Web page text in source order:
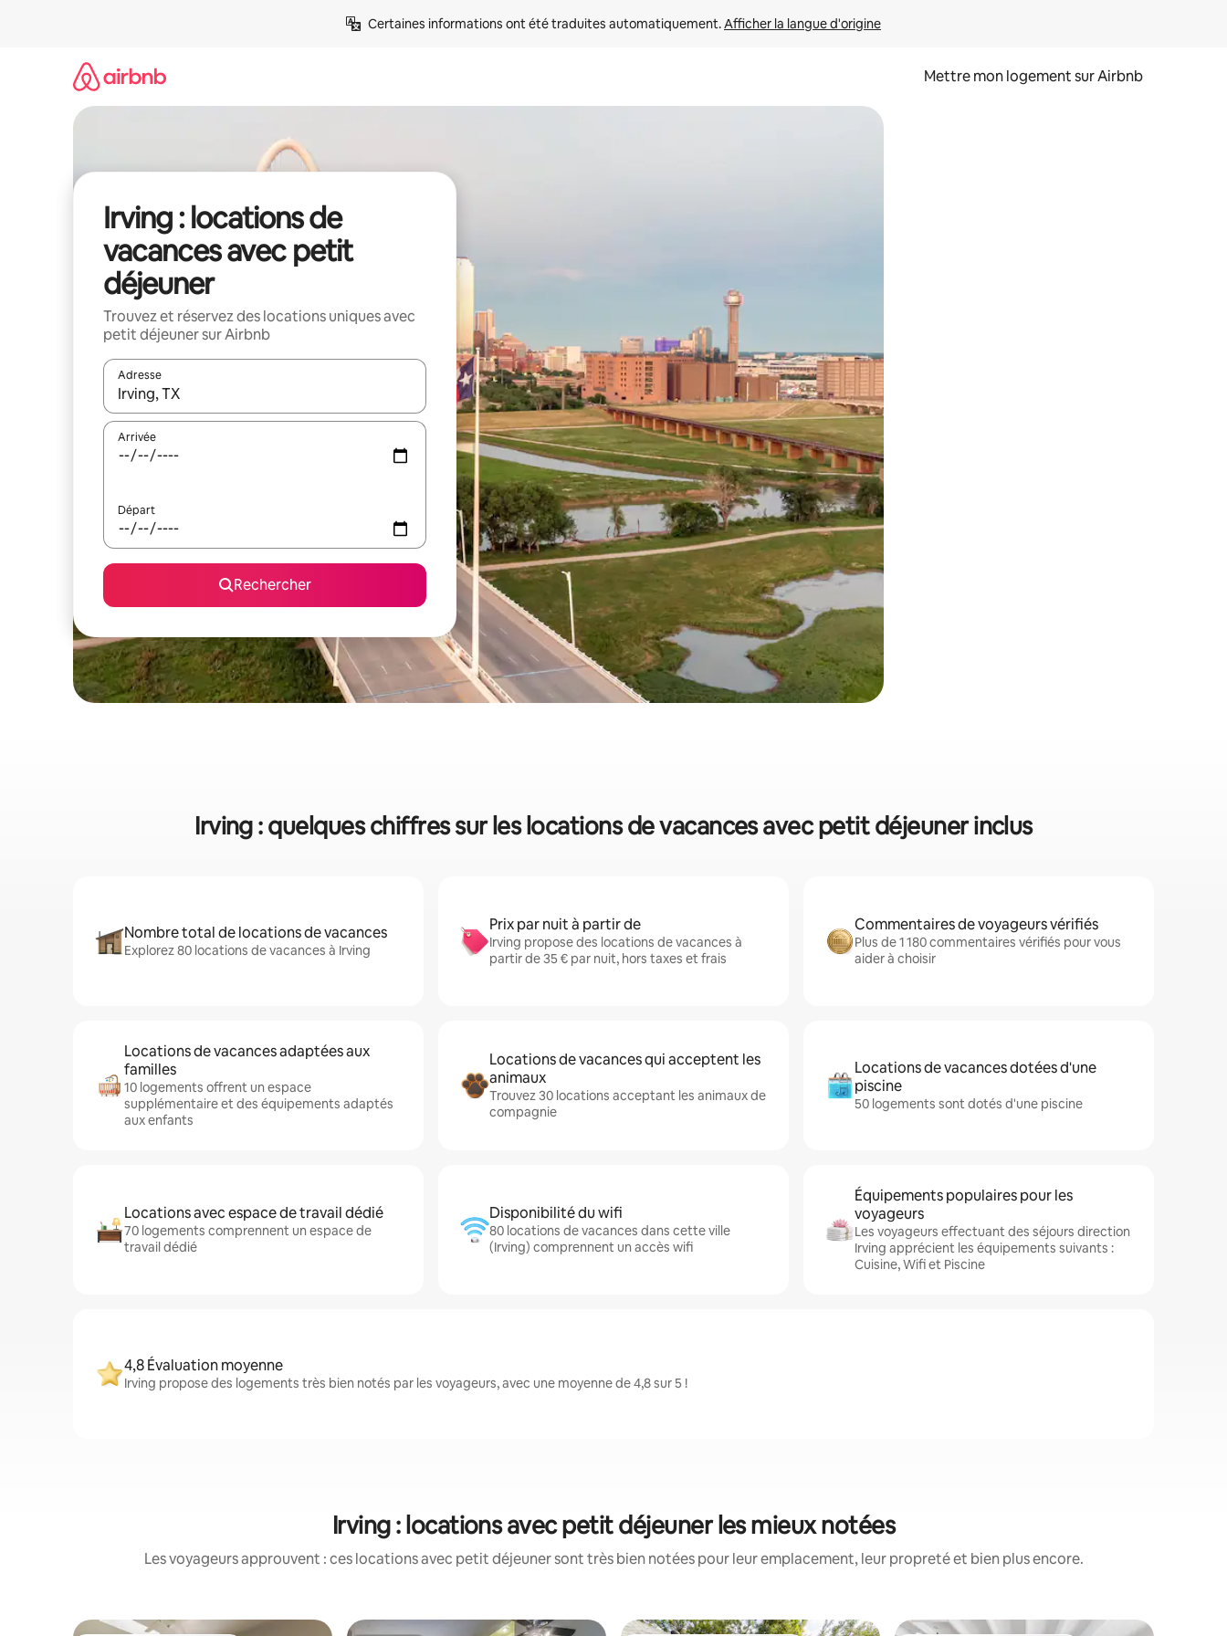
Certaines informations ont été traduites automatiquement. Afficher la langue d'origine
Mettre mon logement sur Airbnb
Irving : locations de
vacances avec petit
déjeuner
Trouvez et réservez des locations uniques avec
petit déjeuner sur Airbnb
Adresse
Lorsque les résultats s'affichent, utilisez les flèches vers le haut et vers le bas pour les parcourir ou en appuyant et en faisant glisser.
Arrivée
Départ
Rechercher
Irving : quelques chiffres sur les locations de vacances avec petit déjeuner inclus
Nombre total de locations de vacances
Explorez 80 locations de vacances à Irving
Prix par nuit à partir de
Irving propose des locations de vacances à
partir de 35 € par nuit, hors taxes et frais
Commentaires de voyageurs vérifiés
Plus de 1 180 commentaires vérifiés pour vous
aider à choisir
Locations de vacances adaptées aux
familles
10 logements offrent un espace
supplémentaire et des équipements adaptés
aux enfants
Locations de vacances qui acceptent les
animaux
Trouvez 30 locations acceptant les animaux de
compagnie
Locations de vacances dotées d'une
piscine
50 logements sont dotés d'une piscine
Locations avec espace de travail dédié
70 logements comprennent un espace de
travail dédié
Disponibilité du wifi
80 locations de vacances dans cette ville
(Irving) comprennent un accès wifi
Équipements populaires pour les
voyageurs
Les voyageurs effectuant des séjours direction
Irving apprécient les équipements suivants :
Cuisine, Wifi et Piscine
4,8 Évaluation moyenne
Irving propose des logements très bien notés par les voyageurs, avec une moyenne de 4,8 sur 5 !
Irving : locations avec petit déjeuner les mieux notées
Les voyageurs approuvent : ces locations avec petit déjeuner sont très bien notées pour leur emplacement, leur propreté et bien plus encore.